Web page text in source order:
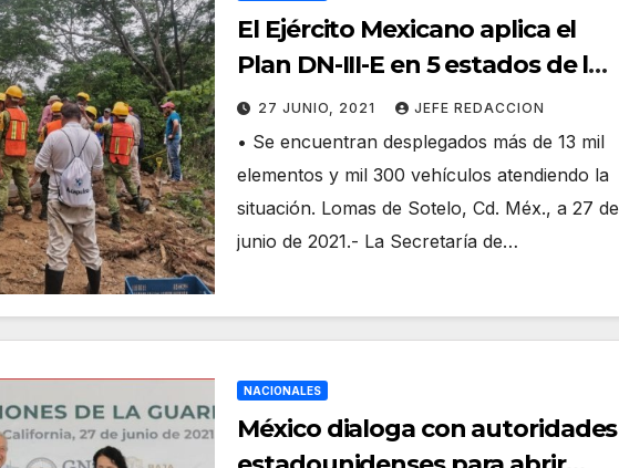
El Ejército Mexicano aplica el
Plan DN-III-E en 5 estados de la
costa del Pacífico Mexicano
27 JUNIO, 2021 JEFE REDACCION
• Se encuentran desplegados más de 13 mil
elementos y mil 300 vehículos atendiendo la
situación. Lomas de Sotelo, Cd. Méx., a 27 de
junio de 2021.- La Secretaría de…
NACIONALES
México dialoga con autoridades